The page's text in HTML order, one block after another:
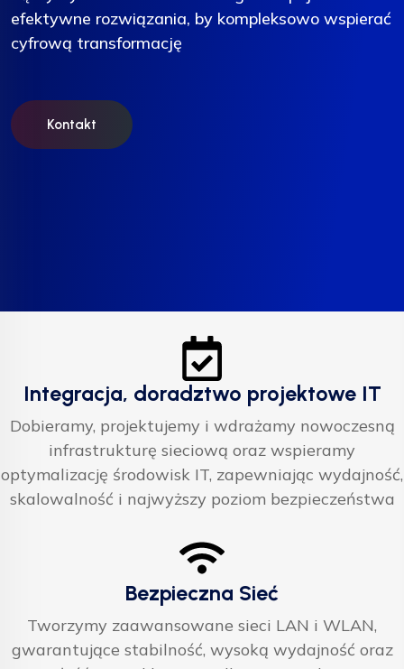
efektywne rozwiązania, by kompleksowo wspierać
cyfrową transformację
Kontakt
efektywne rozwiązania, by kompleksowo wspierać
cyfrową transformację
Kontakt
efektywne rozwiązania, by kompleksowo wspierać
cyfrową transformację
Kontakt
Integracja, doradztwo projektowe IT
Dobieramy, projektujemy i wdrażamy nowoczesną
infrastrukturę sieciową oraz wspieramy
optymalizację środowisk IT, zapewniając wydajność,
skalowalność i najwyższy poziom bezpieczeństwa
Bezpieczna Sieć
Tworzymy zaawansowane sieci LAN i WLAN,
gwarantujące stabilność, wysoką wydajność oraz